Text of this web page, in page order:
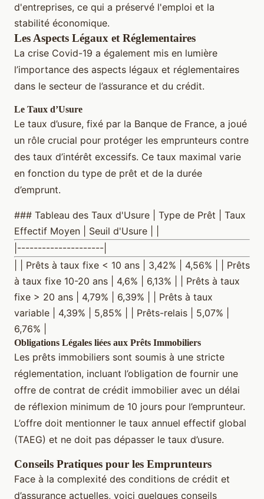
d'entreprises, ce qui a préservé l'emploi et la
stabilité économique.
Les Aspects Légaux et Réglementaires
La crise Covid-19 a également mis en lumière
l’importance des aspects légaux et réglementaires
dans le secteur de l’assurance et du crédit.
Le Taux d’Usure
Le taux d’usure, fixé par la Banque de France, a joué
un rôle crucial pour protéger les emprunteurs contre
des taux d’intérêt excessifs. Ce taux maximal varie
en fonction du type de prêt et de la durée
d’emprunt.
### Tableau des Taux d'Usure | Type de Prêt | Taux
Effectif Moyen | Seuil d'Usure | |
|---------------------|
| | Prêts à taux fixe < 10 ans | 3,42% | 4,56% | | Prêts
à taux fixe 10-20 ans | 4,6% | 6,13% | | Prêts à taux
fixe > 20 ans | 4,79% | 6,39% | | Prêts à taux
variable | 4,39% | 5,85% | | Prêts-relais | 5,07% |
6,76% |
Obligations Légales liées aux Prêts Immobiliers
Les prêts immobiliers sont soumis à une stricte
réglementation, incluant l’obligation de fournir une
offre de contrat de crédit immobilier avec un délai
de réflexion minimum de 10 jours pour l’emprunteur.
L’offre doit mentionner le taux annuel effectif global
(TAEG) et ne doit pas dépasser le taux d’usure.
Conseils Pratiques pour les Emprunteurs
Face à la complexité des conditions de crédit et
d’assurance actuelles, voici quelques conseils